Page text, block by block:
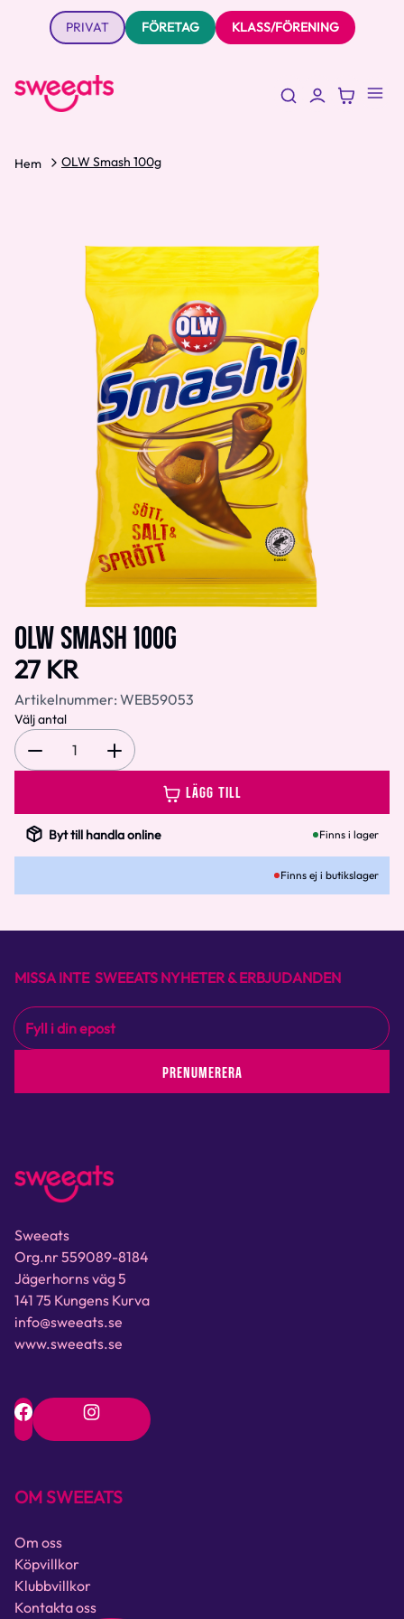
PRIVAT FÖRETAG KLASS/FÖRENING
Hem OLW Smash 100g
OLW SMASH 100G
27 KR
Artikelnummer: WEB59053
Välj antal
1
LÄGG TILL
Byt till handla online Finns i lager
Finns ej i butikslager
MISSA INTE SWEEATS NYHETER & ERBJUDANDEN
PRENUMERERA
Sweeats
Org.nr 559089-8184
Jägerhorns väg 5
141 75 Kungens Kurva
info@sweeats.se
www.sweeats.se
OM SWEEATS
Om oss
Köpvillkor
Klubbvillkor
Kontakta oss